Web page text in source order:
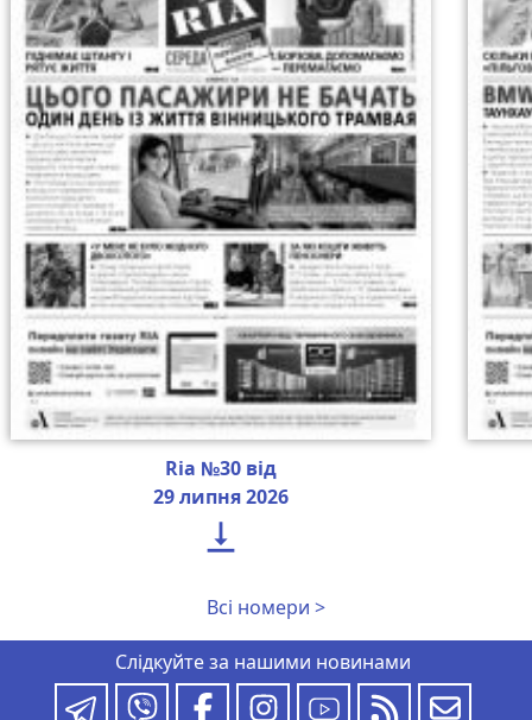
Ria №30 від
29 липня 2026

Всі номери >
Слідкуйте за нашими новинами